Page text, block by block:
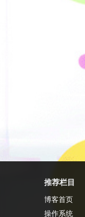
推荐栏目
博客首页
操作系统